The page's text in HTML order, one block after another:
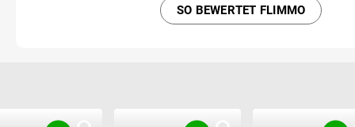
SO BEWERTET FLIMMO